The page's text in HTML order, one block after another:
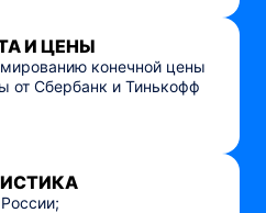
И ЦЕНЫ
конечной цены
от Сбербанк и Тинькофф